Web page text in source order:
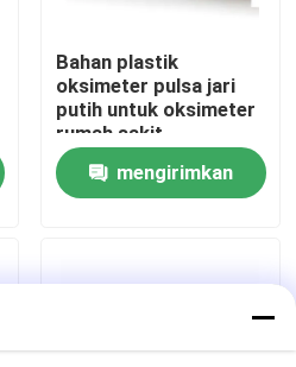
di Rumah Sakit
Bahan plastik
oksimeter pulsa jari
putih untuk oksimeter
rumah sakit
mengirimkan